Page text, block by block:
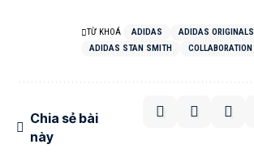
TỪ KHOÁ ADIDAS
ADIDAS ORIGINALS
ADIDAS STAN SMITH
COLLABORATION
Chia sẻ bài
này